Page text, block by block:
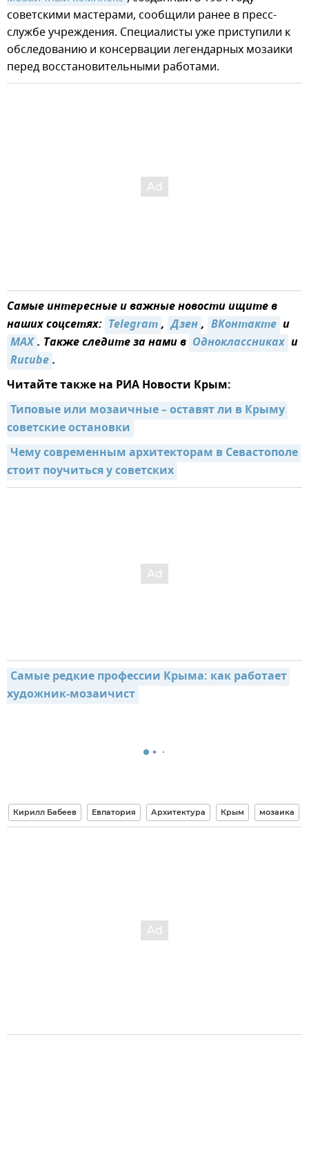
советскими мастерами, сообщили ранее в пресс-
службе учреждения. Специалисты уже приступили к
обследованию и консервации легендарных мозаики
перед восстановительными работами.
Самые интересные и важные новости ищите в
наших соцсетях: Telegram, Дзен, ВКонтакте и
MAX. Также следите за нами в Одноклассниках и
Rutube.
Читайте также на РИА Новости Крым:
Типовые или мозаичные – оставят ли в Крыму
советские остановки
Чему современным архитекторам в Севастополе
стоит поучиться у советских
Самые редкие профессии Крыма: как работает
художник-мозаичист
Кирилл Бабеев Евпатория Архитектура Крым мозаика